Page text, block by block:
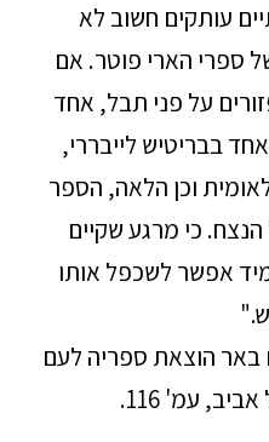
עותקים חשוב לא
ספרי הארי פוטר. אם
על פני תבל, אחד
בבריטיש לייבררי,
וכן הלאה, הספר
כי מרגע שקיים
אפשר לשכפל אותו
באר הוצאת ספריה לעם
עמ' 116.